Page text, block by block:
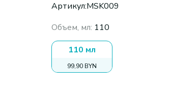
Артикул:MSK009
Объем, мл: 110
110 мл
99,90 BYN